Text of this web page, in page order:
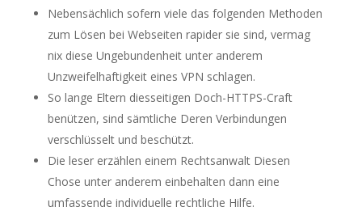
Nebensächlich sofern viele das folgenden Methoden
zum Lösen bei Webseiten rapider sie sind, vermag
nix diese Ungebundenheit unter anderem
Unzweifelhaftigkeit eines VPN schlagen.
So lange Eltern diesseitigen Doch-HTTPS-Craft
benützen, sind sämtliche Deren Verbindungen
verschlüsselt und beschützt.
Die leser erzählen einem Rechtsanwalt Diesen
Chose unter anderem einbehalten dann eine
umfassende individuelle rechtliche Hilfe.